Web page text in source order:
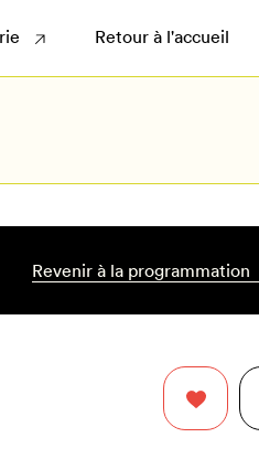
Retour à l'accueil
Revenir à la programmation